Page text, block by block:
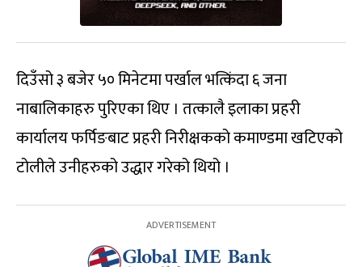
दिउँसो ३ बजेर ५० मिनेटमा पर्खाल भत्किंदा ६ जना
नाबालिकाहरु पुरिएका थिए । तत्कालै इलाका प्रहरी
कार्यालय फर्पिङबाट प्रहरी निरीक्षकको कमाण्डमा खटिएको
टोलीले उनीहरुको उद्धार गरेको थियो ।